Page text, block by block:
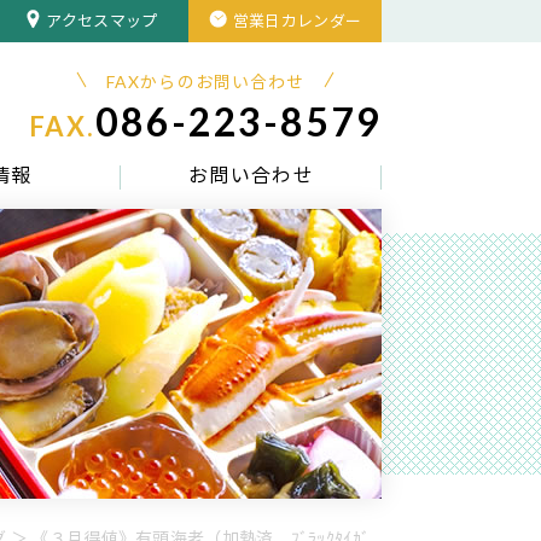
アクセスマップ 営業日カレンダー
FAXからのお問い合わせ
FAX.086-223-8579
報 お問い合わせ